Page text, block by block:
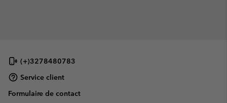
(+)3278480783
Service client
Formulaire de contact